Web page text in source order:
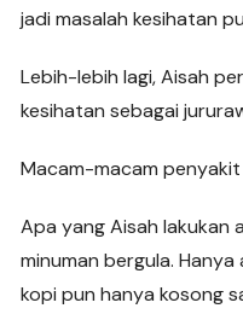
jadi masalah kesihatan
Lebih-lebih lagi, Aisah
kesihatan sebagai
Macam-macam
Apa yang Aisah lakukan
minuman bergula. Hanya
kopi pun hanya kosong